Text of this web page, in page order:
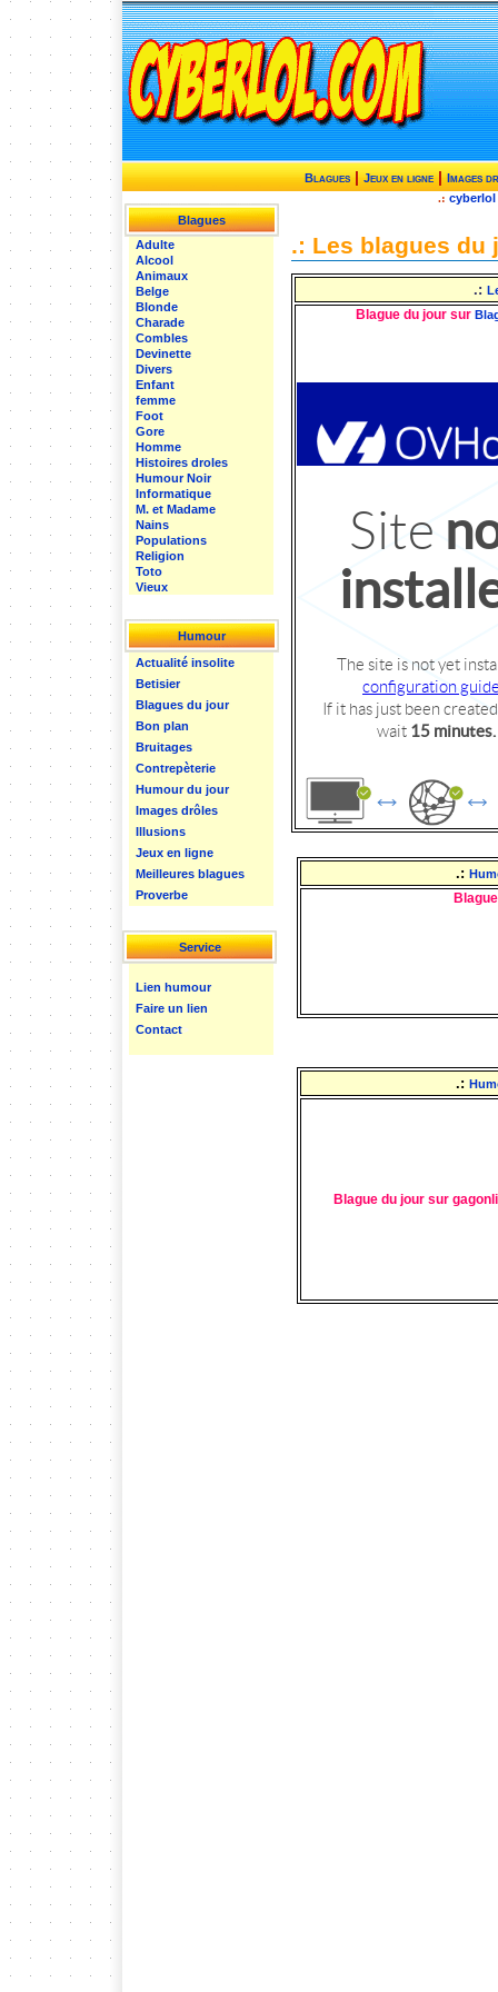
Blagues | Jeux en ligne | Images
Blagues
Adulte
Alcool
Animaux
Belge
Blonde
Charade
Combles
Devinette
Divers
Enfant
femme
Foot
Gore
Homme
Histoires droles
Humour Noir
Informatique
M. et Madame
Nains
Populations
Religion
Toto
Vieux
Humour
Actualité insolite
Betisier
Blagues du jour
Bon plan
Bruitages
Contrepèterie
Humour du jour
Images drôles
Illusions
Jeux en ligne
Meilleures blagues
Proverbe
Service
Lien humour
Faire un lien
Contact>
.: cyberlol
.: Les blagues du
.:
Blague du jour sur
.:
.:
Blague du jour sur